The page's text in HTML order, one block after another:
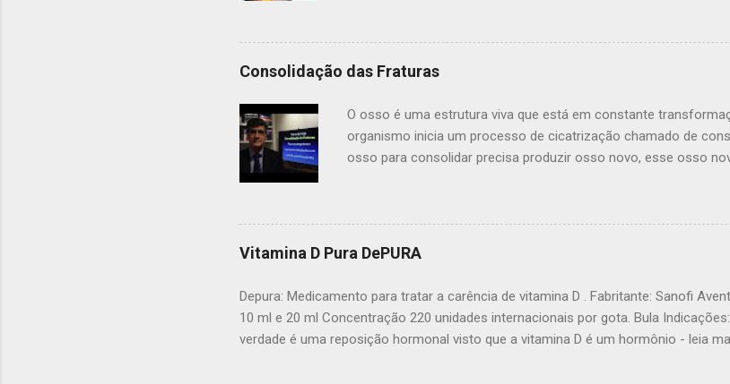
por um túnel na parte interna do cotovelo (do túnel cubital)
pele. Além do cotovelo, o nervo passa sob os músculos do
da palma da mão com o dedo mindinho. Como o nervo entra na
maioria dos pequenos músculos na mão que ajuda com
Consolidação das Fraturas
O osso é uma estrutura viva que está em constante
organismo inicia um processo de cicatrização chamado de
osso para consolidar precisa produzir osso novo, esse osso
consolidação óssea: o osso para cicatrizar precisa que os
outros, O papel do ortopedista é colocar os ossos numa
colocar o osso no lugar e colocar o gesso a fratura irá
sozinho para o seu lugar como muitos pacientes pensam.
certificar que ele est...
Vitamina D Pura DePURA
Depura: Medicamento para tratar a carência de vitamina D . Fabritante: Sanofi
10 ml e 20 ml Concentração 220 unidades internacionais por gota. Bula
verdade é uma reposição hormonal visto que a vitamina D é um hormônio - leia